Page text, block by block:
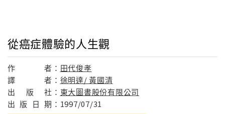
從癌症體驗的人生觀
作 者： 田代俊孝
譯
者： 徐明達/ 黃國清
出
版 社： 東大圖書股份有限公司
出 版 日 期： 1997/07/31